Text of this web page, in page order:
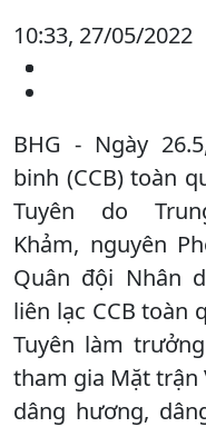
10:33, 27/05/2022
BHG - Ngày
binh (CCB) toàn
Tuyên do
Khảm, nguyên
Quân đội Nhân
liên lạc CCB toàn
Tuyên làm
tham gia Mặt trận
dâng hương,